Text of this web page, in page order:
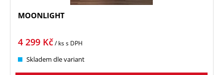
MOONLIGHT
4 299 Kč/ kss DPH
Skladem dle variant